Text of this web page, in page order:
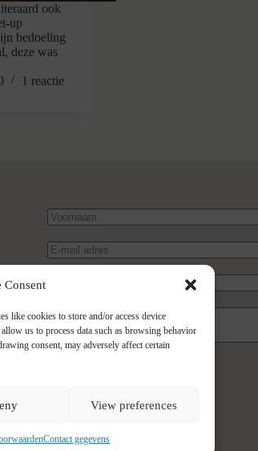
Consent
like cookies to store and/or access device
us to process data such as browsing behavior
consent, may adversely affect certain
View preferences
Contact gegevens
ook
up
bedoeling
deze was
1 reactie